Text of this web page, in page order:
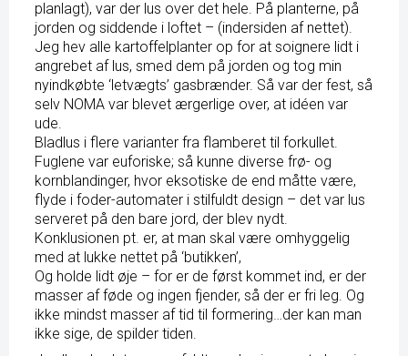
planlagt), var der lus over det hele. På planterne, på
jorden og siddende i loftet – (indersiden af nettet).
Jeg hev alle kartoffelplanter op for at soignere lidt i
angrebet af lus, smed dem på jorden og tog min
nyindkøbte ‘letvægts’ gasbrænder. Så var der fest, så
selv NOMA var blevet ærgerlige over, at idéen var
ude.
Bladlus i flere varianter fra flamberet til forkullet.
Fuglene var euforiske; så kunne diverse frø- og
kornblandinger, hvor eksotiske de end måtte være,
flyde i foder-automater i stilfuldt design – det var lus
serveret på den bare jord, der blev nydt.
Konklusionen pt. er, at man skal være omhyggelig
med at lukke nettet på ‘butikken’,
Og holde lidt øje – for er de først kommet ind, er der
masser af føde og ingen fjender, så der er fri leg. Og
ikke mindst masser af tid til formering…der kan man
ikke sige, de spilder tiden.